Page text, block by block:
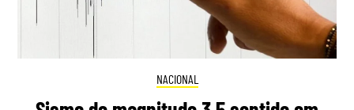
NACIONAL